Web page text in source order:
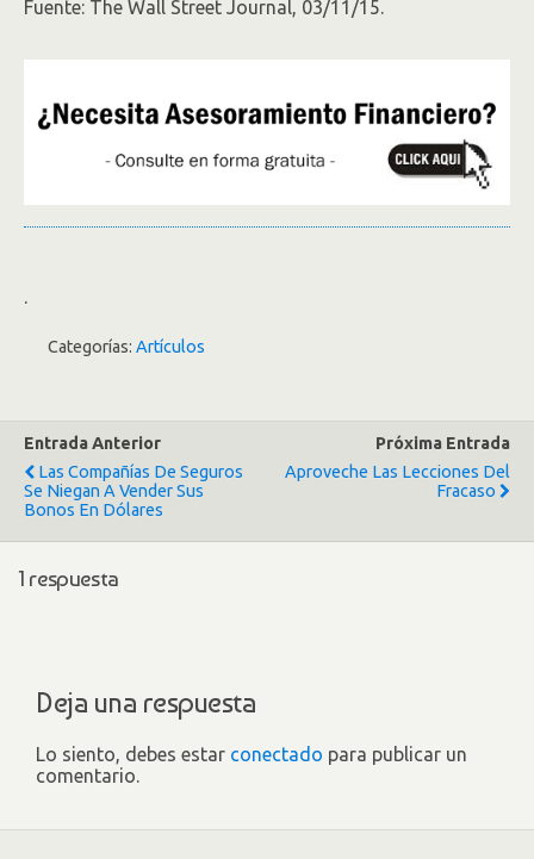
Fuente: The Wall Street Journal, 03/11/15.
.
Categorías: Artículos
Entrada Anterior
Las Compañías De Seguros
Se Niegan A Vender Sus
Bonos En Dólares
Próxima Entrada
Aproveche Las Lecciones Del
Fracaso
1 respuesta
Deja una respuesta
Lo siento, debes estar conectado para publicar un
comentario.